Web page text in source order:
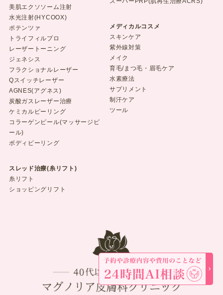
美肌エクソソーム注射
水光注射(HYCOOX)
ポテンツァ
トライフィルプロ
レーザートーニング
ジェネシス
フラクショナルレーザー
Qスイッチレーザー
AGNES(アグネス)
炭酸ガスレーザー治療
ケミカルピーリング
コラーゲンピール(マッサージピ
ール)
ボディピーリング
スレッド治療(糸リフト)
糸リフト
ショッピングリフト
メディカルコスメ
スキンケア
紫外線対策
メイク
育毛/まつ毛・眉毛ケア
水素療法
サプリメント
制汗ケア
ツール